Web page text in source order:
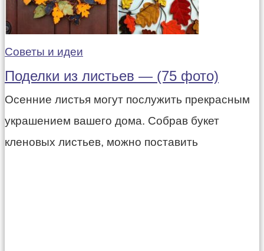
Советы и идеи
Поделки из листьев — (75 фото)
Осенние листья могут послужить прекрасным
украшением вашего дома. Собрав букет
кленовых листьев, можно поставить